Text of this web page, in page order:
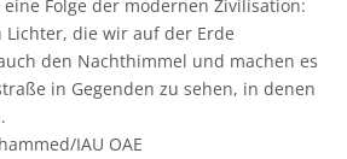
Folge der modernen Zivilisation:
Lichter, die wir auf der Erde
den Nachthimmel und machen es
in Gegenden zu sehen, in denen
IAU OAE